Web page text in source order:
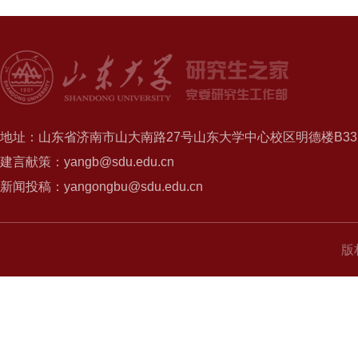
地址：山东省济南市山大南路27号山东大学中心校区明德楼
建言献策：yangb@sdu.edu.cn
新闻投稿：yangongbu@sdu.edu.cn
版